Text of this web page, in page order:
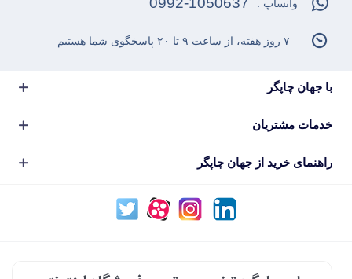
با جهان چاپگر
خدمات مشتریان
راهنمای خرید از جهان چاپگر
واتساپ :
۷ روز هفته، از ساعت ۹ تا ۲۰ پاسخگوی شما هستیم